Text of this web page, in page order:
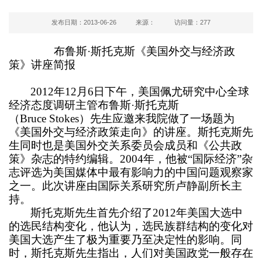
际
交
流
科
研
作
发布日期：2013-06-26 来源： 访问量： 277
布鲁斯·斯托克斯《美国外交与经济政
策》讲座简报
2012年12月6日下午，美国佩尤研究中心全球
经济态度调研主管布鲁斯·斯托克斯
（Bruce Stokes）先生应邀来我院做了一场题为
《美国外交与经济政策走向》的讲座。斯托克斯先
生同时也是美国外交关系委员会成员和《公共政
策》杂志的特约编辑。2004年，他被“国际经济”杂
志评选为美国媒体中最有影响力的中国问题观察家
之一。此次讲座由国际关系研究所卢静副所长主
持。
斯托克斯先生首先介绍了2012年美国大选中
的选民结构变化，他认为，选民族群结构的变化对
美国大选产生了极为重要乃至决定性的影响。同
时，斯托克斯先生指出，人们对美国政党一般存在